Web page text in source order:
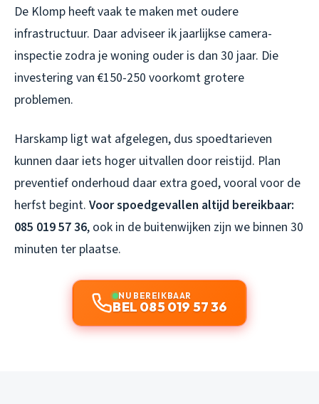
De Klomp heeft vaak te maken met oudere
infrastructuur. Daar adviseer ik jaarlijkse camera-
inspectie zodra je woning ouder is dan 30 jaar. Die
investering van €150-250 voorkomt grotere
problemen.
Harskamp ligt wat afgelegen, dus spoedtarieven
kunnen daar iets hoger uitvallen door reistijd. Plan
preventief onderhoud daar extra goed, vooral voor de
herfst begint. Voor spoedgevallen altijd bereikbaar:
085 019 57 36, ook in de buitenwijken zijn we binnen 30
minuten ter plaatse.
NU BEREIKBAAR
BEL 085 019 57 36